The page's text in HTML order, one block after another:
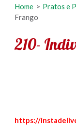
Home > Pratos e
Frango
210-
https://